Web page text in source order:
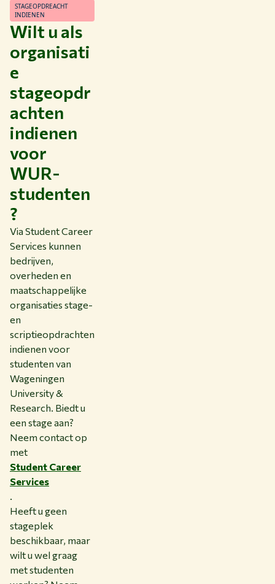
Wilt u als
organisati
e
stageopdr
achten
indienen
voor
WUR-
studenten
?
STAGEOPDREACHT
INDIENEN
Via Student Career
Services kunnen
bedrijven,
overheden en
maatschappelijke
organisaties stage-
en
scriptieopdrachten
indienen voor
studenten van
Wageningen
University &
Research. Biedt u
een stage aan?
Neem contact op
met
Student Career
Services
.
Heeft u geen
stageplek
beschikbaar, maar
wilt u wel graag
met studenten